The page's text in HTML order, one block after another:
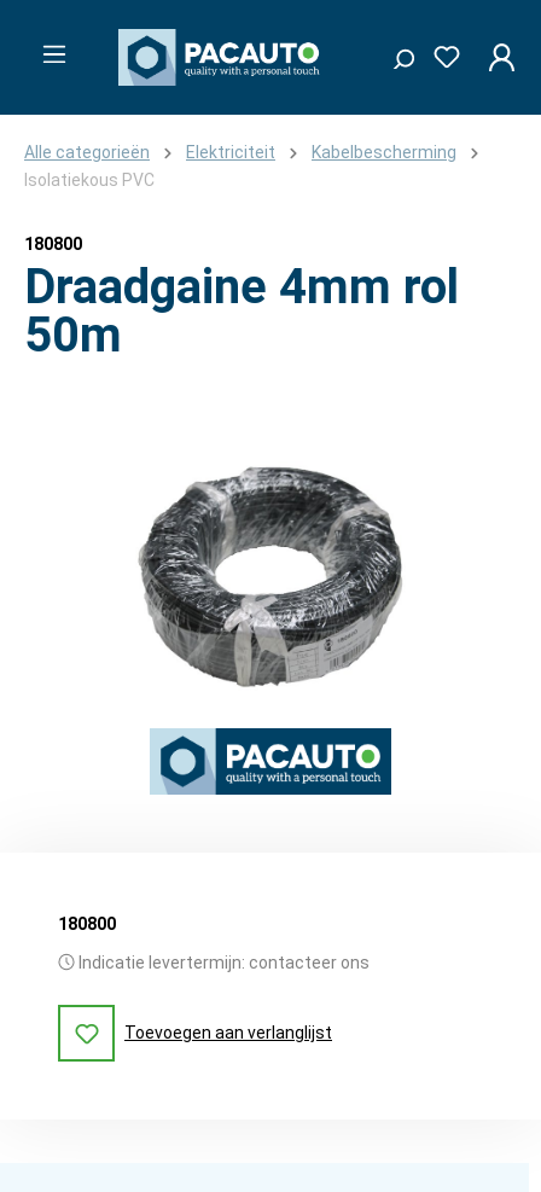
Alle categorieën Elektriciteit
Kabelbescherming
Isolatiekous PVC
180800
Draadgaine 4mm rol
50m
180800
Indicatie levertermijn: contacteer ons
Toevoegen aan verlanglijst